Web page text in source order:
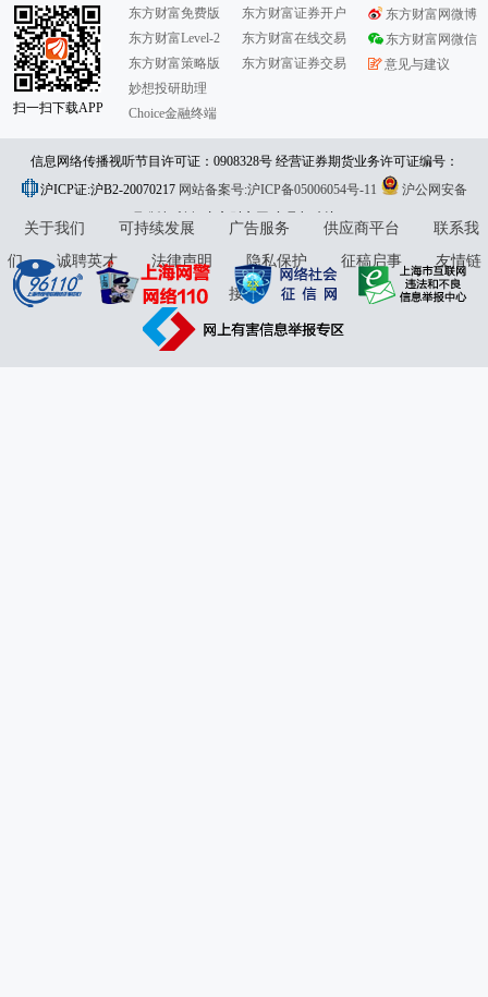
扫一扫下载APP
东方财富免费版
东方财富Level-2
东方财富策略版
妙想投研助理
Choice金融终端
东方财富证券开户
东方财富在线交易
东方财富证券交易
东方财富网微博
东方财富网微信
意见与建议
信息网络传播视听节目许可证：0908328号 经营证券期货业务许可证编号：
913101046312860336 违法和不良信息举报:021-61278686 举报邮箱：
jubao@eastmoney.com
沪ICP证:沪B2-20070217 网站备案号:沪ICP备05006054号-11
沪公网安备
31010402000120号版权所有:东方财富网意见与建议:4000300059/952500
关于我们 可持续发展 广告服务 供应商平台
联系我
们
诚聘英才 法律声明 隐私保护 征稿启事
友情链
接